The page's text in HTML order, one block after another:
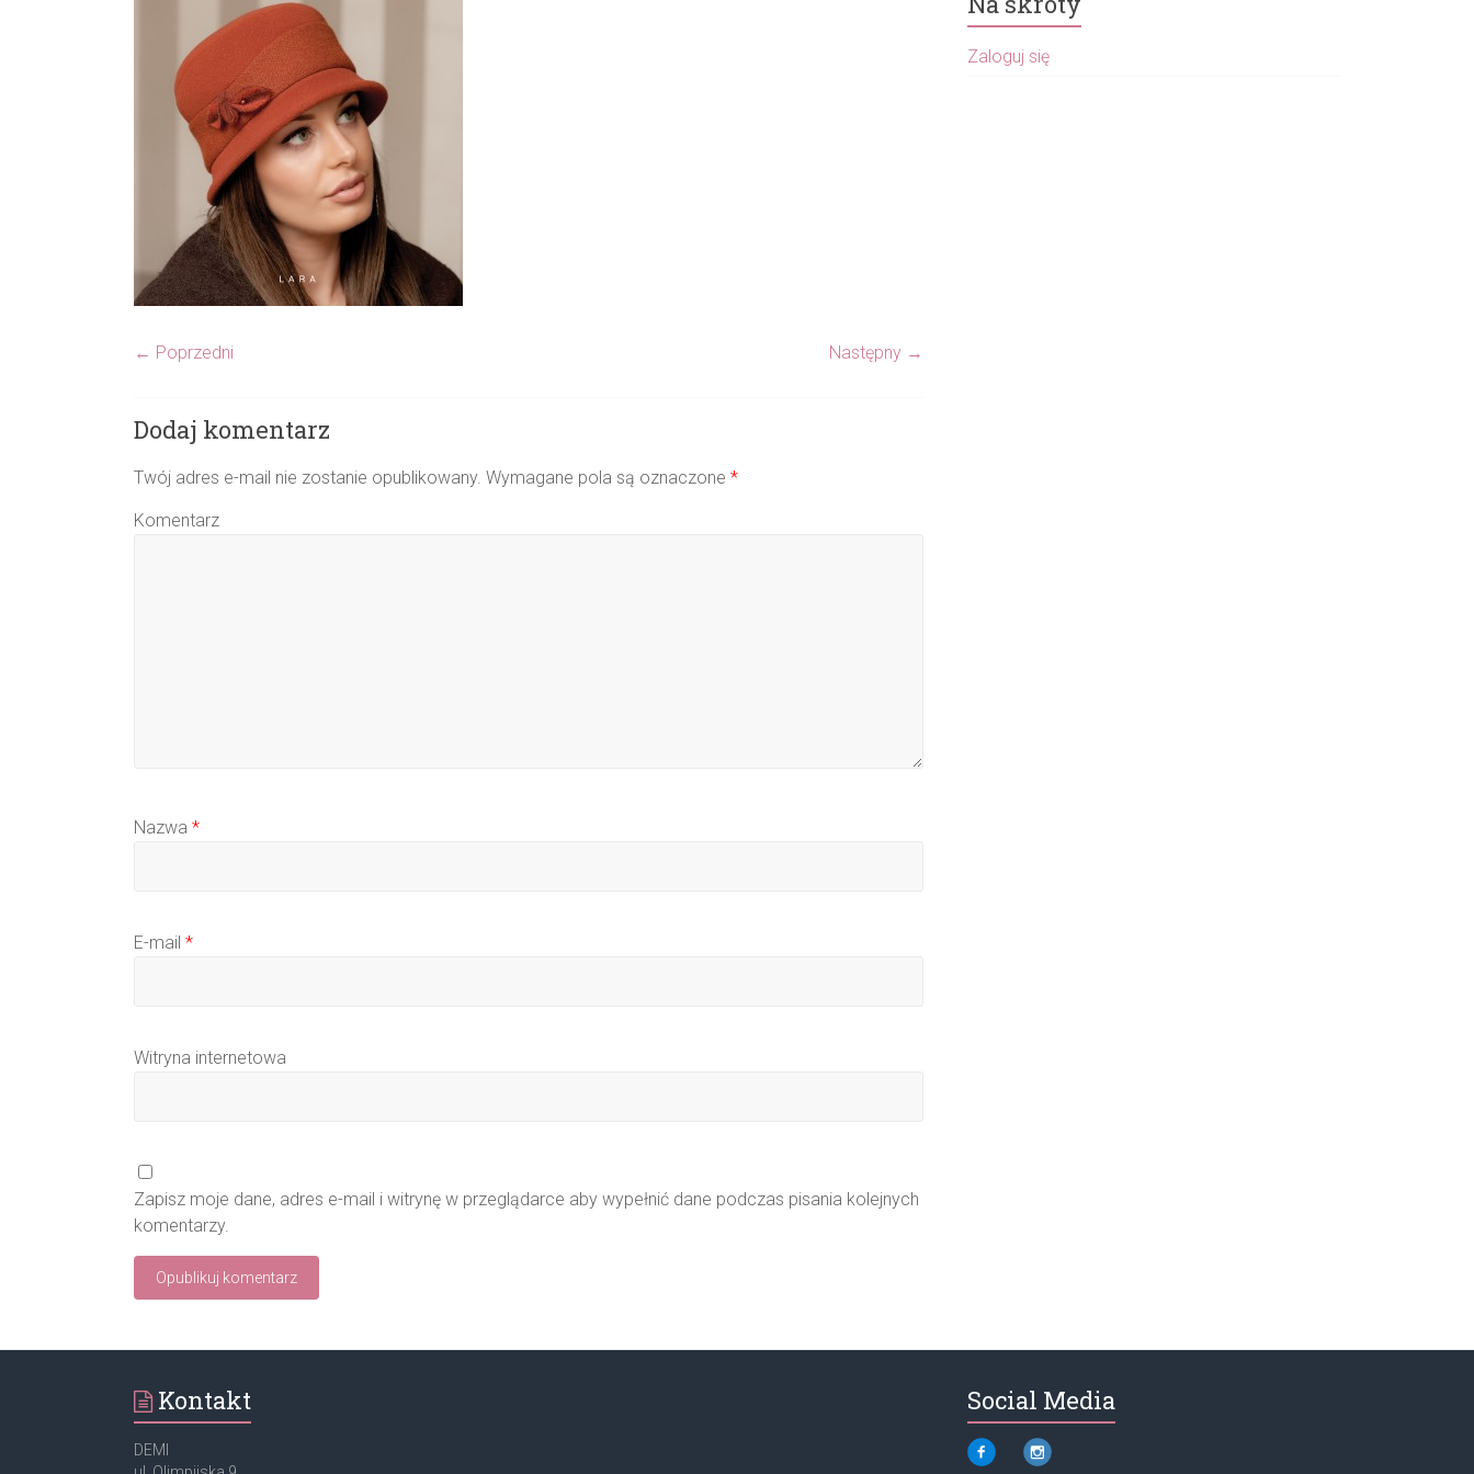
← Poprzedni Następny →
Dodaj komentarz
Twój adres e-mail nie zostanie opublikowany. Wymagane pola są oznaczone *
Komentarz
Nazwa *
E-mail *
Witryna internetowa
Zapisz moje dane, adres e-mail i witrynę w przeglądarce aby wypełnić dane podczas pisania kolejnych
komentarzy.
Zaloguj się
Kontakt
DEMI
Social Media